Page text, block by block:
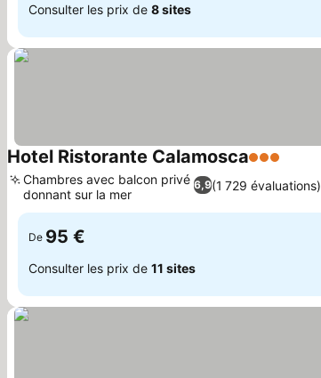
Consulter les prix de 8 sites
Hotel Ristorante Calamosca3 Étoiles
6,9(1 729 évaluations)
Chambres avec balcon privé
donnant sur la mer
De 95 €
Consulter les prix de 11 sites